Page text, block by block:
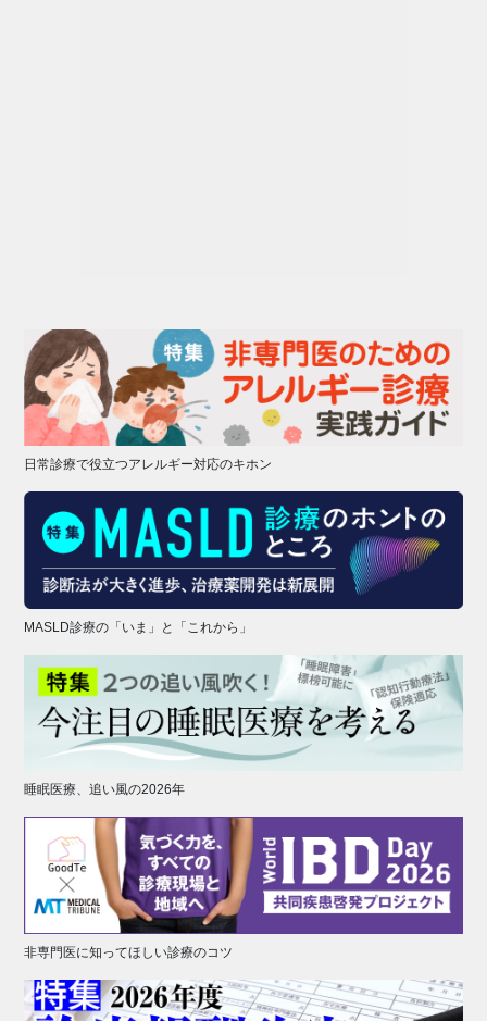
日常診療で役立つアレルギー対応のキホン
MASLD診療の「いま」と「これから」
睡眠医療、追い風の2026年
非専門医に知ってほしい診療のコツ